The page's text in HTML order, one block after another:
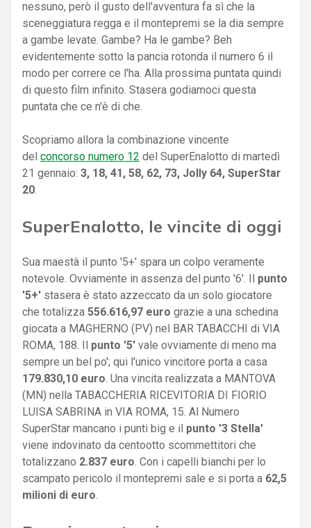
nessuno, però il gusto dell'avventura fa sì che la
sceneggiatura regga e il montepremi se la dia sempre
a gambe levate. Gambe? Ha le gambe? Beh
evidentemente sotto la pancia rotonda il numero 6 il
modo per correre ce l'ha. Alla prossima puntata quindi
di questo film infinito. Stasera godiamoci questa
puntata che ce n'è di che.
Scopriamo allora la combinazione vincente
del concorso numero 12 del SuperEnalotto di martedì
21 gennaio: 3, 18, 41, 58, 62, 73, Jolly 64, SuperStar
20
SuperEnalotto, le vincite di oggi
Sua maestà il punto '5+' spara un colpo veramente
notevole. Ovviamente in assenza del punto '6'. Il punto
'5+' stasera è stato azzeccato da un solo giocatore
che totalizza 556.616,97 euro grazie a una schedina
giocata a MAGHERNO (PV) nel BAR TABACCHI di VIA
ROMA, 188. Il punto '5' vale ovviamente di meno ma
sempre un bel po'; qui l'unico vincitore porta a casa
179.830,10 euro . Una vincita realizzata a MANTOVA
(MN) nella TABACCHERIA RICEVITORIA DI FIORIO
LUISA SABRINA in VIA ROMA, 15. Al Numero
SuperStar mancano i punti big e il punto '3 Stella'
viene indovinato da centootto scommettitori che
totalizzano 2.837 euro . Con i capelli bianchi per lo
scampato pericolo il montepremi sale e si porta a 62,5
milioni di euro